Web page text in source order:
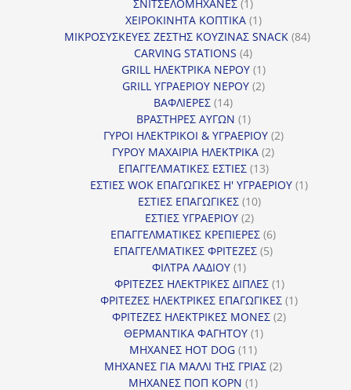
ΣΝΙΤΣΕΛΟΜΗΧΑΝΕΣ 1
προϊόν
ΧΕΙΡΟΚΙΝΗΤΑ ΚΟΠΤΙΚΑ 11
προϊόν
ΜΙΚΡΟΣΥΣΚΕΥΕΣ ΖΕΣΤΗΣ ΚΟΥΖΙΝΑΣ SNACK 8484
CARVING STATIONS 44
προϊόντα
GRILL ΗΛΕΚΤΡΙΚΑ ΝΕΡΟΥ 11
προϊόν
GRILL ΥΓΡΑΕΡΙΟΥ ΝΕΡΟΥ 22
ΒΑΦΛΙΕΡΕΣ 1414
προϊόντα
ΒΡΑΣΤΗΡΕΣ ΑΥΓΩΝ 11
προϊόν
ΓΥΡΟΙ ΗΛΕΚΤΡΙΚΟΙ & ΥΓΡΑΕΡΙΟΥ 22
ΓΥΡΟΥ ΜΑΧΑΙΡΙΑ ΗΛΕΚΤΡΙΚΑ 22
ΕΠΑΓΓΕΛΜΑΤΙΚΕΣ ΕΣΤΙΕΣ 1313
προϊόντα
ΕΣΤΙΕΣ WOK ΕΠΑΓΩΓΙΚΕΣ Η' ΥΓΡΑΕΡΙΟΥ 11
ΕΣΤΙΕΣ ΕΠΑΓΩΓΙΚΕΣ 1010
ΕΣΤΙΕΣ ΥΓΡΑΕΡΙΟΥ 22
προϊόντα
ΕΠΑΓΓΕΛΜΑΤΙΚΕΣ ΚΡΕΠΙΕΡΕΣ 66
προϊόντα
ΕΠΑΓΓΕΛΜΑΤΙΚΕΣ ΦΡΙΤΕΖΕΣ 55
ΦΙΛΤΡΑ ΛΑΔΙΟΥ 11
προϊόν
ΦΡΙΤΕΖΕΣ ΗΛΕΚΤΡΙΚΕΣ ΔΙΠΛΕΣ 11
προϊόν
ΦΡΙΤΕΖΕΣ ΗΛΕΚΤΡΙΚΕΣ ΕΠΑΓΩΓΙΚΕΣ 11
ΦΡΙΤΕΖΕΣ ΗΛΕΚΤΡΙΚΕΣ ΜΟΝΕΣ 22
ΘΕΡΜΑΝΤΙΚΑ ΦΑΓΗΤΟΥ 11
ΜΗΧΑΝΕΣ HOT DOG 1111
προϊόντα
ΜΗΧΑΝΕΣ ΓΙΑ ΜΑΛΛΙ ΤΗΣ ΓΡΙΑΣ 22
ΜΗΧΑΝΕΣ ΠΟΠ ΚΟΡΝ 11